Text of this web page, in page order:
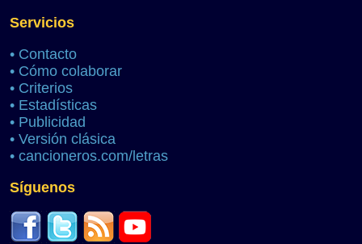
Servicios
• Contacto
• Cómo colaborar
• Criterios
• Estadísticas
• Publicidad
• Versión clásica
• cancioneros.com/letras
Síguenos